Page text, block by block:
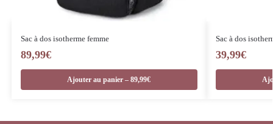
Sac à dos isotherme femme
89,99€
Ajouter au panier – 89,99€
Sac à dos
39,99€